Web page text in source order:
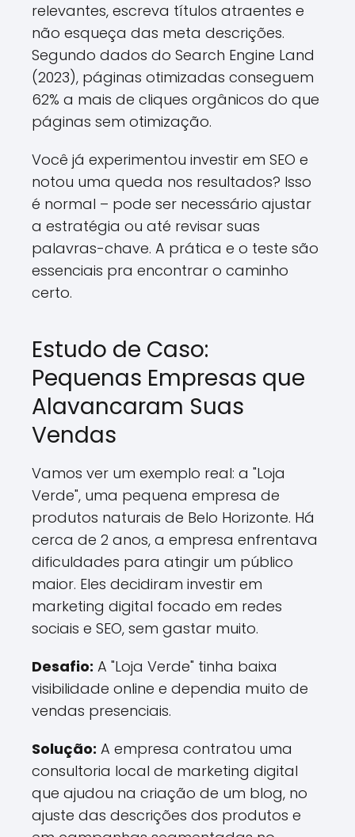
relevantes, escreva títulos atraentes e
não esqueça das meta descrições.
Segundo dados do Search Engine Land
(2023), páginas otimizadas conseguem
62% a mais de cliques orgânicos do que
páginas sem otimização.
Você já experimentou investir em SEO e
notou uma queda nos resultados? Isso
é normal – pode ser necessário ajustar
a estratégia ou até revisar suas
palavras-chave. A prática e o teste são
essenciais pra encontrar o caminho
certo.
Estudo de Caso:
Pequenas Empresas que
Alavancaram Suas
Vendas
Vamos ver um exemplo real: a "Loja
Verde", uma pequena empresa de
produtos naturais de Belo Horizonte. Há
cerca de 2 anos, a empresa enfrentava
dificuldades para atingir um público
maior. Eles decidiram investir em
marketing digital focado em redes
sociais e SEO, sem gastar muito.
Desafio: A "Loja Verde" tinha baixa
visibilidade online e dependia muito de
vendas presenciais.
Solução: A empresa contratou uma
consultoria local de marketing digital
que ajudou na criação de um blog, no
ajuste das descrições dos produtos e